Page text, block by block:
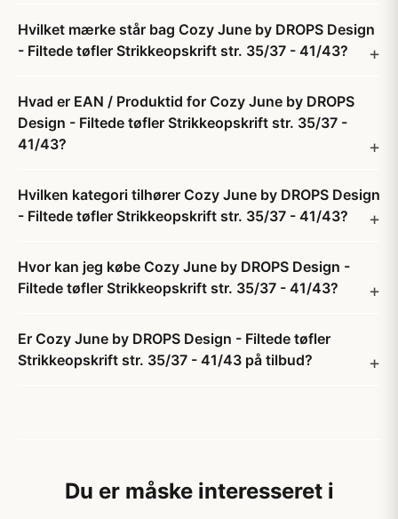
Hvilket mærke står bag Cozy June by DROPS Design
- Filtede tøfler Strikkeopskrift str. 35/37 - 41/43?
Hvad er EAN / Produktid for Cozy June by DROPS
Design - Filtede tøfler Strikkeopskrift str. 35/37 -
41/43?
Hvilken kategori tilhører Cozy June by DROPS Design
- Filtede tøfler Strikkeopskrift str. 35/37 - 41/43?
Hvor kan jeg købe Cozy June by DROPS Design -
Filtede tøfler Strikkeopskrift str. 35/37 - 41/43?
Er Cozy June by DROPS Design - Filtede tøfler
Strikkeopskrift str. 35/37 - 41/43 på tilbud?
Du er måske interesseret i